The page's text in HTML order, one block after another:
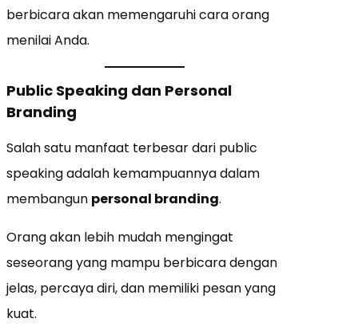
berbicara akan memengaruhi cara orang
menilai Anda.
Public Speaking dan Personal
Branding
Salah satu manfaat terbesar dari public
speaking adalah kemampuannya dalam
membangun personal branding.
Orang akan lebih mudah mengingat
seseorang yang mampu berbicara dengan
jelas, percaya diri, dan memiliki pesan yang
kuat.